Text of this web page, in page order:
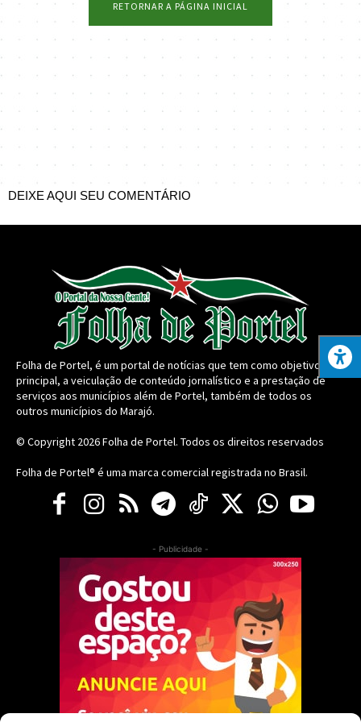
RETORNAR A PÁGINA INICIAL
DEIXE AQUI SEU COMENTÁRIO
Folha de Portel, é um portal de notícias que tem como objetivo
principal, a veiculação de conteúdo jornalístico e a prestação de
serviços aos municípios além de Portel, também de todos os
outros municípios do Marajó.
© Copyright 2026Folha de Portel. Todos os direitos reservados
Folha de Portel® é uma marca comercial registrada no Brasil.
- Publicidade -